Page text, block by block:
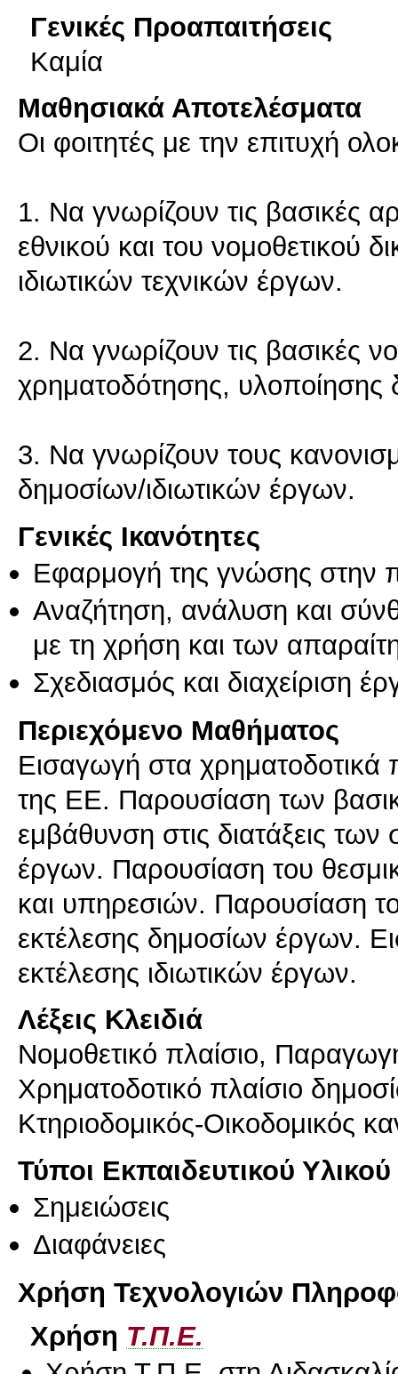
Γενικές Προαπαιτήσεις
Καμία
Μαθησιακά Αποτελέσματα
Οι φοιτητές με την επιτυχή
1. Να γνωρίζουν τις βασικές
εθνικού και του νομοθετικού
ιδιωτικών τεχνικών έργων.
2. Να γνωρίζουν τις βασικές
χρηματοδότησης,
3. Να γνωρίζουν τους
δημοσίων/ιδιωτικών έργων.
Γενικές Ικανότητες
Εφαρμογή της γνώσης στην
Αναζήτηση, ανάλυση και
με τη χρήση και των
Σχεδιασμός και διαχείριση
Περιεχόμενο Μαθήματος
Εισαγωγή στα
της ΕΕ. Παρουσίαση των
εμβάθυνση στις διατάξεις
έργων. Παρουσίαση του
και υπηρεσιών. Παρουσίαση
εκτέλεσης δημοσίων έργων.
εκτέλεσης ιδιωτικών έργων.
Λέξεις Κλειδιά
Νομοθετικό πλαίσιο,
Χρηματοδοτικό πλαίσιο
Κτηριοδομικός-Οικοδομικός
Τύποι Εκπαιδευτικού Υλικού
Σημειώσεις
Διαφάνειες
Χρήση Τεχνολογιών
Χρήση Τ.Π.Ε.